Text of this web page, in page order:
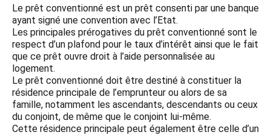
Le prêt conventionné est un prêt consenti par une banque
ayant signé une convention avec l’Etat.
Les principales prérogatives du prêt conventionné sont le
respect d’un plafond pour le taux d’intérêt ainsi que le fait
que ce prêt ouvre droit à l’aide personnalisée au
logement.
Le prêt conventionné doit être destiné à constituer la
résidence principale de l’emprunteur ou alors de sa
famille, notamment les ascendants, descendants ou ceux
du conjoint, de même que le conjoint lui-même.
Cette résidence principale peut également être celle d’un